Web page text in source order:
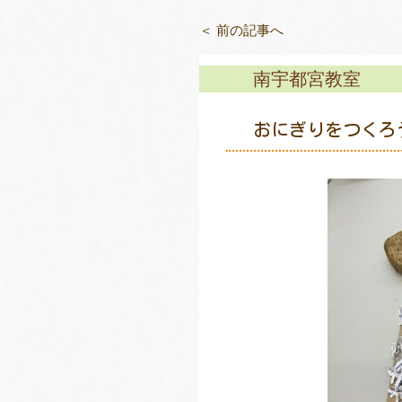
＜ 前の記事へ
南宇都宮教室
おにぎりをつくろ